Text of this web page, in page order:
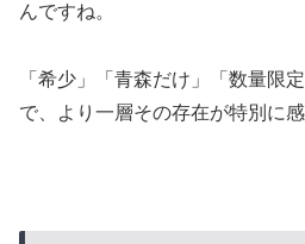
んですね。
「希少」「青森だけ」「数量
で、より一層その存在が特別に